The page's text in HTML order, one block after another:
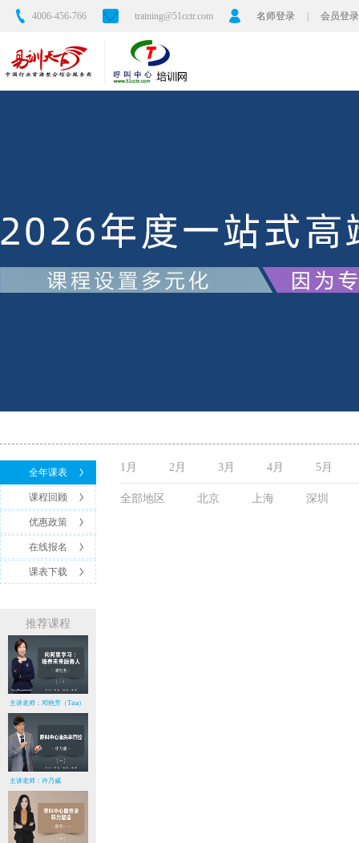
4006-456-766 training@51cctr.com 名师登录 会员登录
全年课表
课程回顾
优惠政策
在线报名
课表下载
推荐课程
主讲老师：邓艳芳（Tina）
主讲老师：许乃威
1月 2月 3月 4月 5月
全部地区 北京 上海 深圳